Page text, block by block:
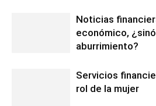
Noticias
económico,
aburrimiento?
Servicios
rol de la mujer